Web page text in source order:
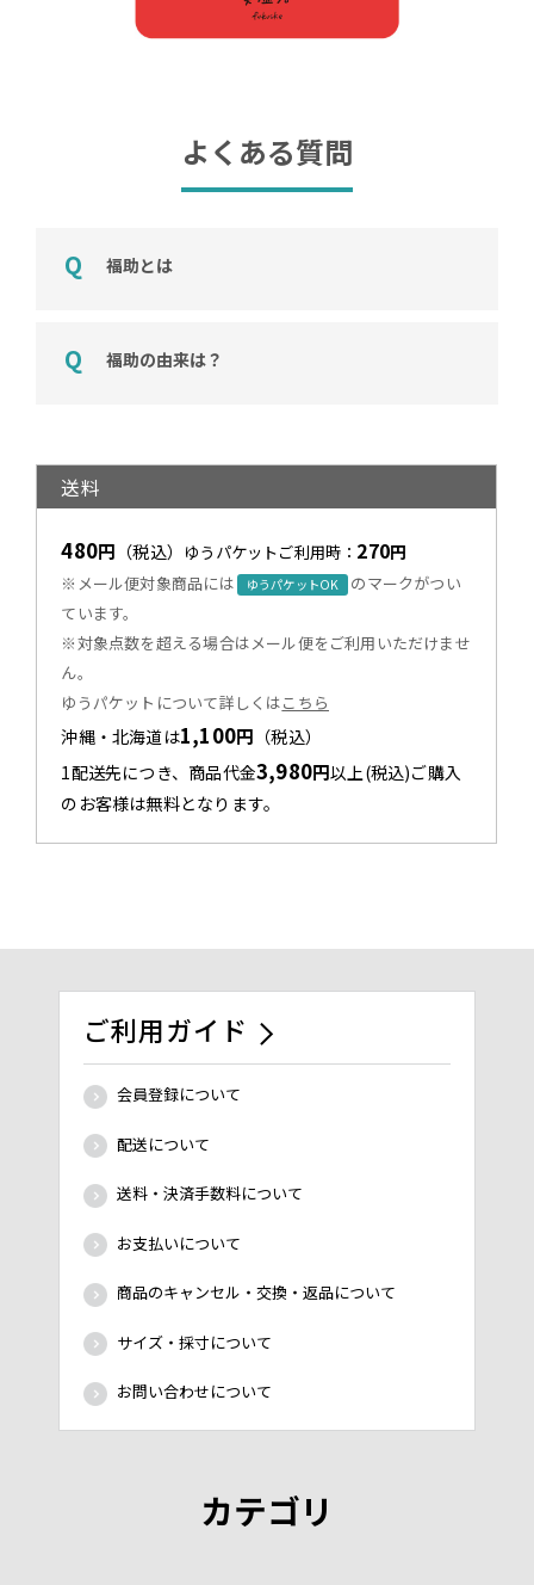
よくある質問
福助とは
福助の由来は？
送料
480円 （税込） ゆうパケットご利用時： 270円
※メール便対象商品には ゆうパケットOK
のマークがつい
ています。
※対象点数を超える場合はメール便をご利用いただけませ
ん。
ゆうパケットについて詳しくはこちら
沖縄・北海道は1,100円 （税込）
1配送先につき、商品代金3,980円以上(税込)ご購入
のお客様は無料となります。
ご利用ガイド
会員登録について
配送について
送料・決済手数料について
お支払いについて
商品のキャンセル・交換・返品について
サイズ・採寸について
お問い合わせについて
カテゴリ